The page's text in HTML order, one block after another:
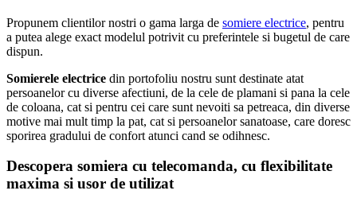
Propunem clientilor nostri o gama larga de somiere electrice, pentru
a putea alege exact modelul potrivit cu preferintele si bugetul de care
dispun.
Somierele electrice din portofoliu nostru sunt destinate atat
persoanelor cu diverse afectiuni, de la cele de plamani si pana la cele
de coloana, cat si pentru cei care sunt nevoiti sa petreaca, din diverse
motive mai mult timp la pat, cat si persoanelor sanatoase, care doresc
sporirea gradului de confort atunci cand se odihnesc.
Descopera somiera cu telecomanda, cu flexibilitate
maxima si usor de utilizat